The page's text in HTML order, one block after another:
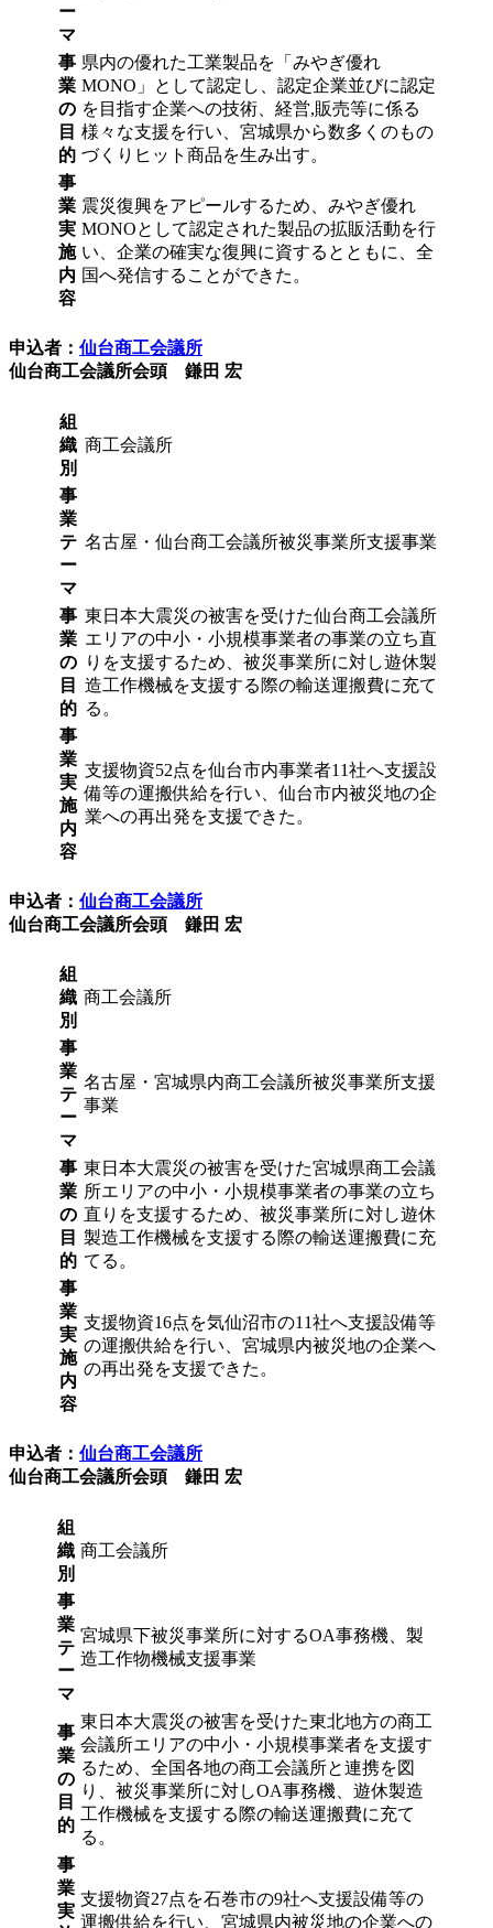
ー
マ
事
業
の
目
的
県内の優れた工業製品を「みやぎ優れ
MONO」として認定し、認定企業並びに認定
を目指す企業への技術、経営,販売等に係る
様々な支援を行い、宮城県から数多くのもの
づくりヒット商品を生み出す。
事
業
実
施
内
容
震災復興をアピールするため、みやぎ優れ
MONOとして認定された製品の拡販活動を行
い、企業の確実な復興に資するとともに、全
国へ発信することができた。
申込者： 仙台商工会議所
仙台商工会議所会頭 鎌田 宏
組
織
別
商工会議所
事
業
テ
ー
マ
名古屋・仙台商工会議所被災事業所支援事業
事
業
の
目
的
東日本大震災の被害を受けた仙台商工会議所
エリアの中小・小規模事業者の事業の立ち直
りを支援するため、被災事業所に対し遊休製
造工作機械を支援する際の輸送運搬費に充て
る。
事
業
実
施
内
容
支援物資52点を仙台市内事業者11社へ支援設
備等の運搬供給を行い、仙台市内被災地の企
業への再出発を支援できた。
申込者： 仙台商工会議所
仙台商工会議所会頭 鎌田 宏
組
織
別
商工会議所
事
業
テ
ー
マ
名古屋・宮城県内商工会議所被災事業所支援
事業
事
業
の
目
的
東日本大震災の被害を受けた宮城県商工会議
所エリアの中小・小規模事業者の事業の立ち
直りを支援するため、被災事業所に対し遊休
製造工作機械を支援する際の輸送運搬費に充
てる。
事
業
実
施
内
容
支援物資16点を気仙沼市の11社へ支援設備等
の運搬供給を行い、宮城県内被災地の企業へ
の再出発を支援できた。
申込者： 仙台商工会議所
仙台商工会議所会頭 鎌田 宏
組
織
別
商工会議所
事
業
テ
ー
マ
宮城県下被災事業所に対するOA事務機、製
造工作物機械支援事業
事
業
の
目
的
東日本大震災の被害を受けた東北地方の商工
会議所エリアの中小・小規模事業者を支援す
るため、全国各地の商工会議所と連携を図
り、被災事業所に対しOA事務機、遊休製造
工作機械を支援する際の輸送運搬費に充て
る。
事
業
実
支援物資27点を石巻市の9社へ支援設備等の
運搬供給を行い、宮城県内被災地の企業への